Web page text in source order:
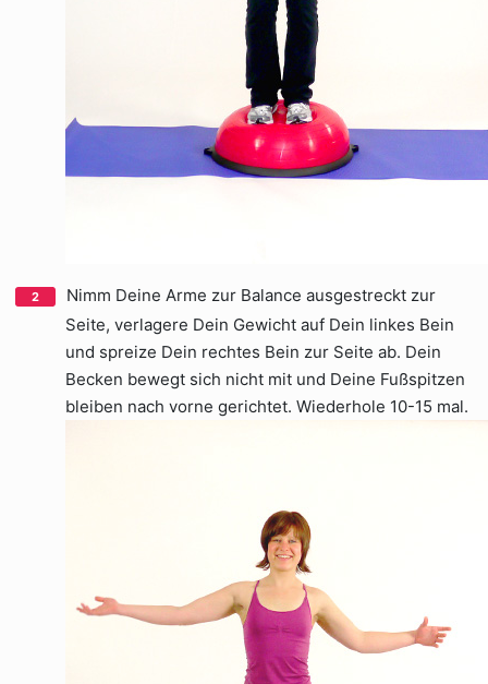
Nimm Deine Arme zur Balance ausgestreckt zur
Seite, verlagere Dein Gewicht auf Dein linkes Bein
und spreize Dein rechtes Bein zur Seite ab. Dein
Becken bewegt sich nicht mit und Deine Fußspitzen
bleiben nach vorne gerichtet. Wiederhole 10-15 mal.